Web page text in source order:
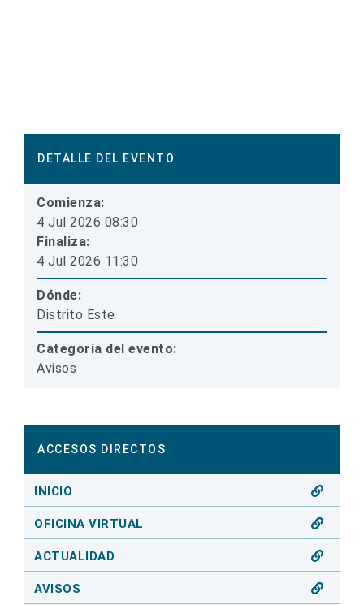
DETALLE DEL EVENTO
Comienza:
4 Jul 2026 08:30
Finaliza:
4 Jul 2026 11:30
Dónde:
Distrito Este
Categoría del evento:
Avisos
ACCESOS DIRECTOS
INICIO
OFICINA VIRTUAL
ACTUALIDAD
AVISOS